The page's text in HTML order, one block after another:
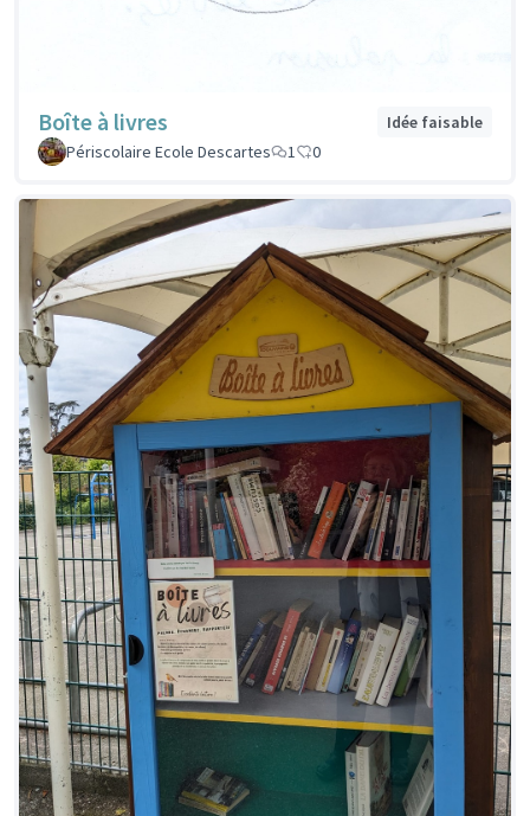
Boîte à livres
Idée faisable
Périscolaire Ecole Descartes
1 0